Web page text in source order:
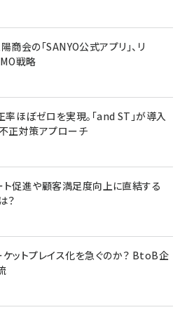
会の「SANYO公式アプリ」、リ
戦略
ほぼゼロを実現。「and ST」が導入
正対策アプローチ
ト促進や顧客満足度向上に直結する
？
ットプレイス化を急ぐのか？ BtoB企